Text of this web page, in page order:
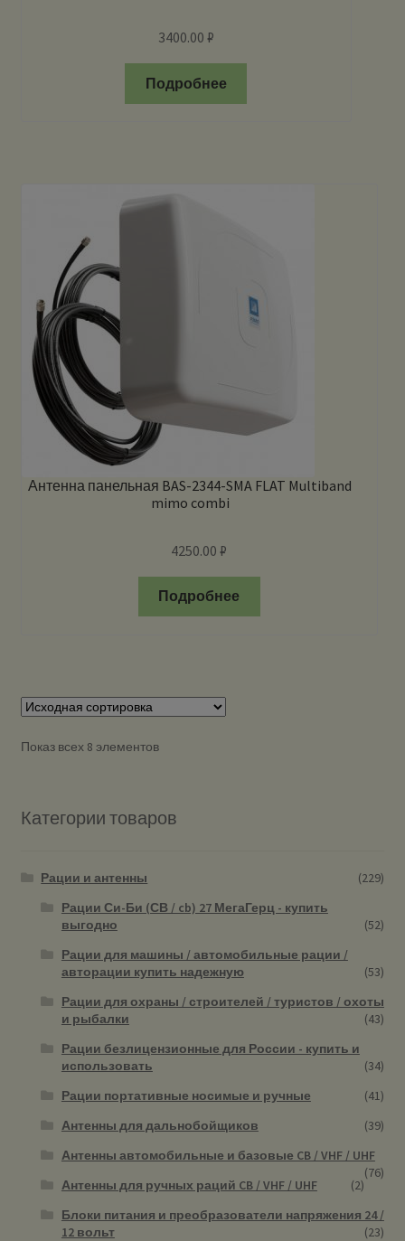
3400.00 ₽
Подробнее
Антенна панельная BAS-2344-SMA FLAT Multiband
mimo combi
4250.00₽
Подробнее
Показ всех 8 элементов
Категории товаров
Рации и антенны
(229)
Рации Си-Би (СВ / cb) 27 МегаГерц - купить
выгодно
(52)
Рации для машины / автомобильные рации /
авторации купить надежную
(53)
Рации для охраны / строителей / туристов / охоты
и рыбалки
(43)
Рации безлицензионные для России - купить и
использовать
(34)
Рации портативные носимые и ручные
(41)
Антенны для дальнобойщиков
(39)
Антенны автомобильные и базовые CB / VHF / UHF
(76)
Антенны для ручных раций CB / VHF / UHF
(2)
Блоки питания и преобразователи напряжения 24 /
12 вольт
(23)